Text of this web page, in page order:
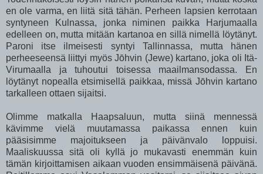
en ole varma, en liitä sitä tähän. Perheen lapsien kerrotaan
syntyneen Kulnassa, jonka niminen paikka Harjumaalla
edelleen on, mutta mitään kartanoa en sillä nimellä löytänyt.
Paroni itse ilmeisesti syntyi Tallinnassa, mutta hänen
perheeseensä liittyi myös Jōhvin (Jewe) kartano, joka oli Itä-
Virumaalla ja tuhoutui toisessa maailmansodassa. En
löytänyt nopealla etsimisellä paikkaa, missä Jōhvin kartano
tarkalleen ottaen sijaitsi.
Olimme matkalla Haapsaluun, mutta siinä mennessä
kävimme vielä muutamassa paikassa ennen kuin
pääsisimme majoitukseen ja päivänvalo loppuisi.
Maaliskuussa sitä oli kyllä jo mukavasti enemmän kuin
tämän kirjoittamisen aikaan vuoden ensimmäisenä päivänä.